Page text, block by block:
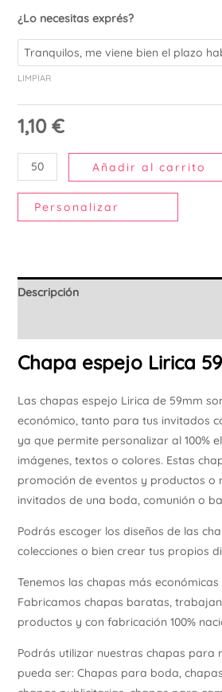
¿Lo necesitas exprés?
LIMPIAR
1,10 €
Añadir al carrito
Personalizar
Descripción
Chapa espejo Lirica
Las chapas espejo Lirica de 59mm
económico, tanto para tus invitados
ya que permite personalizar al 100%
imágenes, textos o colores. Estas
promoción de eventos y productos o
invitados de una boda, comunión o
Podrás escoger los diseños de las
colecciones o bien crear tus propios
Tenemos las chapas más
Fabricamos chapas baratas,
productos y con fabricación 100%
Podrás utilizar nuestras chapas para
pueda ser: Chapas para boda,